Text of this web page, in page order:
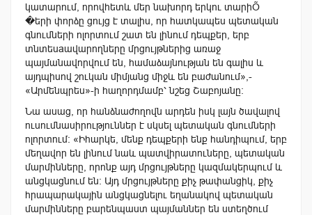
կատարում, որովհետև մեր նախորդ երկու տարիÕ
�երի փորձը ցույց է տալիս, որ հատկապես պետական
գնումների ոլորտում շատ են լինում դեպքեր, երբ
տնտեսaավարողները մրցույթներից առաջ
պայմանավորվում են, համաձայնության են գալիս և
այդպիսով շուկան միմյանց միջև են բաժանում»,-
«Արմենպրես»-ի հաղորդմամբ՝ նշեց Շաբոյանը:
Նա ասաց, որ հանձնաժողովն արդեն իսկ լայն ծավալով
ուսումնասիրություններ է սկսել պետական գնումների
ոլորտում: «Իհարկե, մենք դեպքերի ենք հանդիպում, երբ
մեղավոր են լինում նաև պատվիրատուները, պետական
մարմինները, որոնք այդ մրցույթները կազմակերպում և
անցկացնում են: Այդ մրցույթները քիչ թափանցիկ, քիչ
հրապարակային անցկացնելու եղանակով պետական
մարմինները բարենպաստ պայմաններ են ստեղծում